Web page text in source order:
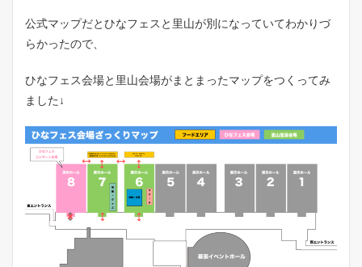
公式マップだとひなフェスと里山が別になっていてわかりづ
らかったので、
ひなフェス会場と里山会場がまとまったマップをつくってみ
ました↓